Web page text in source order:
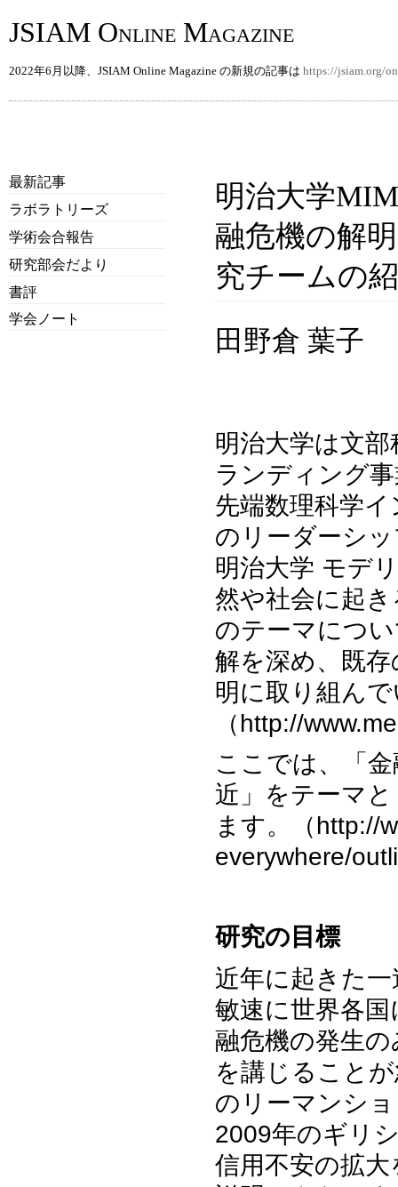
JSIAM Online Magazine
2022年6月以降、JSIAM Online Magazine の新規の記事は https://jsiam.org/
最新記事
ラボラトリーズ
学術会合報告
研究部会だより
書評
学会ノート
明治大学
融危機の解
究チームの
田野倉 葉子
明治大学は文
ランディング
先端数理科学
のリーダーシ
明治大学 モデ
然や社会に起
のテーマにつ
解を深め、既
明に取り組ん
（http://
ここでは、「
近」をテーマ
ます。（http://
everywhere/
研究の目標
近年に起きた
敏速に世界各
融危機の発生
を講じること
のリーマンシ
2009年のギリ
信用不安の拡